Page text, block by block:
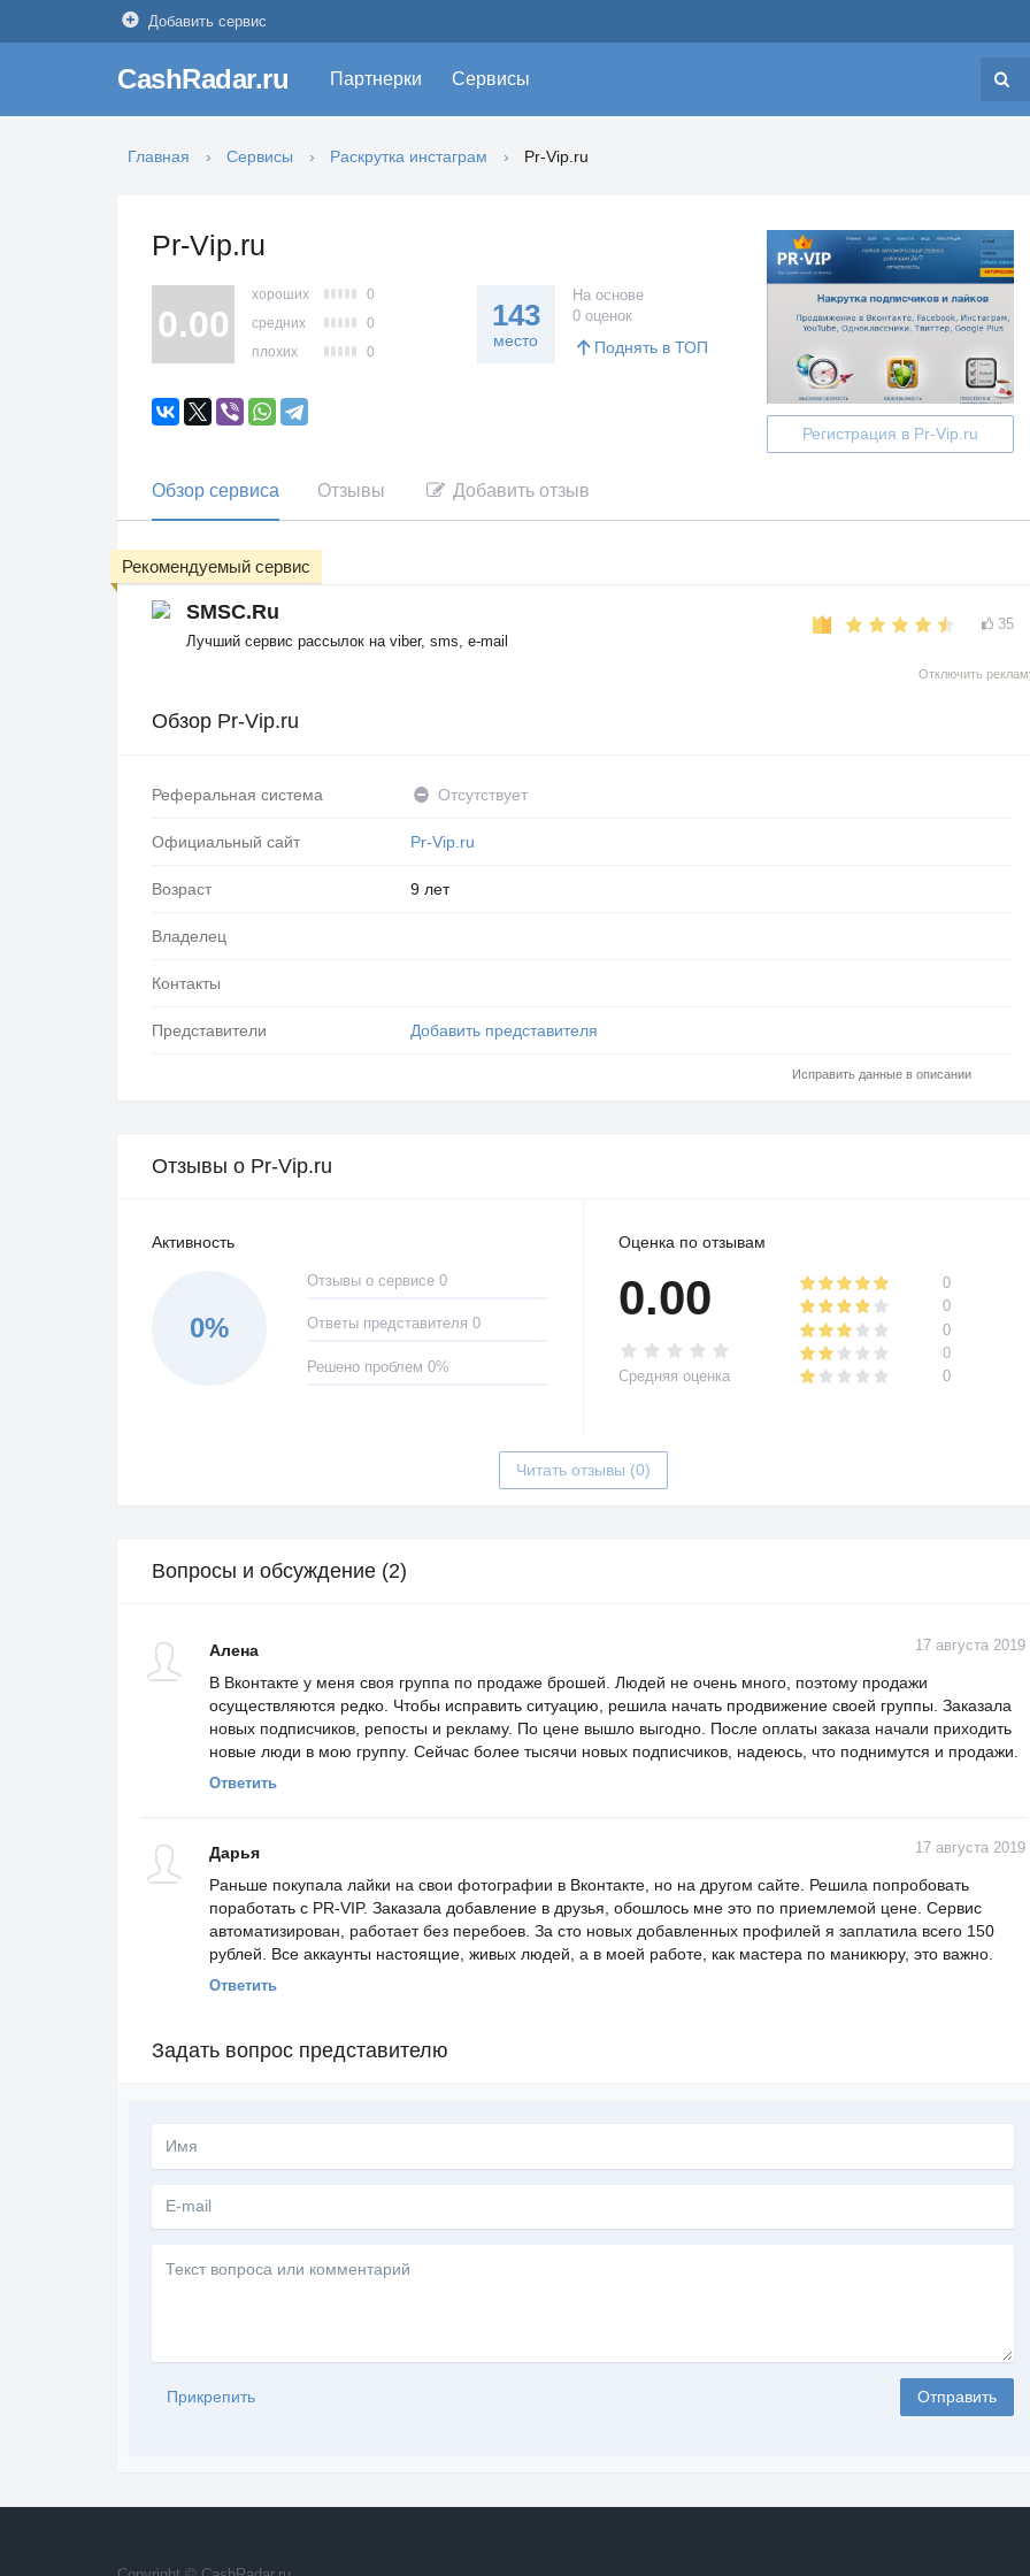
Добавить сервис
CashRadar.ru Партнерки Сервисы
Главная Сервисы Раскрутка инстаграм Pr-Vip.ru
Pr-Vip.ru
Регистрация в Pr-Vip.ru
0.00
хороших
0
средних
0
плохих
0
143
место
На основе
0 оценок
Поднять в ТОП
Обзор сервиса Отзывы Добавить отзыв
SMSC.Ru
Лучший сервис рассылок на viber, sms, e-mail
35
Рекомендуемый сервис
Отключить
Обзор Pr-Vip.ru
Реферальная система Отсутствует
Официальный сайт Pr-Vip.ru
Возраст 9 лет
Владелец
Контакты
Представители Добавить представителя
Исправить данные в описании
Отзывы о Pr-Vip.ru
Активность
0%
Отзывы о сервисе 0
Ответы представителя 0
Решено проблем 0%
Оценка по отзывам
0.00
Средняя оценка
0
0
0
0
0
Читать отзывы (0)
Вопросы и обсуждение (2)
17 августа 2019
Алена
В Вконтакте у меня своя группа по продаже брошей. Людей не очень много, поэтому продажи
осуществляются редко. Чтобы исправить ситуацию, решила начать продвижение своей группы. Заказала
новых подписчиков, репосты и рекламу. По цене вышло выгодно. После оплаты заказа начали приходить
новые люди в мою группу. Сейчас более тысячи новых подписчиков, надеюсь, что поднимутся и продажи.
Ответить
17 августа 2019
Дарья
Раньше покупала лайки на свои фотографии в Вконтакте, но на другом сайте. Решила попробовать
поработать с PR-VIP. Заказала добавление в друзья, обошлось мне это по приемлемой цене. Сервис
автоматизирован, работает без перебоев. За сто новых добавленных профилей я заплатила всего 150
рублей. Все аккаунты настоящие, живых людей, а в моей работе, как мастера по маникюру, это важно.
Ответить
Задать вопрос представителю
вопроса
Отправить
Прикрепить